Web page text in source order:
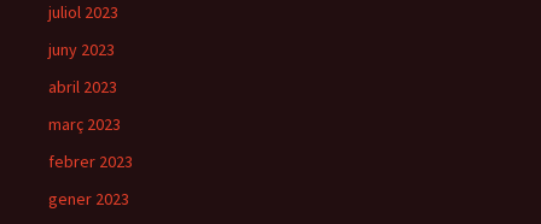
juliol 2023
juny 2023
abril 2023
març 2023
febrer 2023
gener 2023